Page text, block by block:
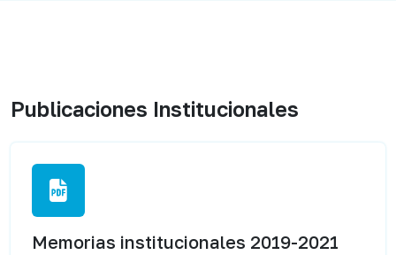
Publicaciones Institucionales
Memorias institucionales 2019-2021